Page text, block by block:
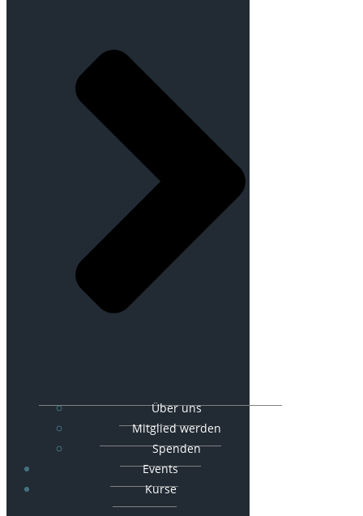
Über uns
Mitglied werden
Spenden
Events
Kurse